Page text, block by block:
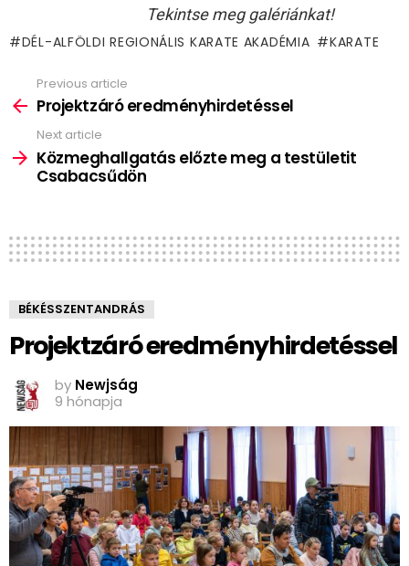
Tekintse meg galériánkat!
DÉL-ALFÖLDI REGIONÁLIS KARATE AKADÉMIA KARATE
more
Previous article
Projektzáró eredményhirdetéssel
Next article
Közmeghallgatás előzte meg a testületit
Csabacsűdön
BÉKÉSSZENTANDRÁS
Projektzáró eredményhirdetéssel
by Newjság
9 hónapja